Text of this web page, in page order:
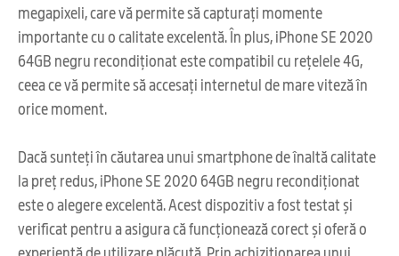
megapixeli, care vă permite să capturați momente
importante cu o calitate excelentă. În plus, iPhone SE 2020
64GB negru recondiționat este compatibil cu rețelele 4G,
ceea ce vă permite să accesați internetul de mare viteză în
orice moment.
Dacă sunteți în căutarea unui smartphone de înaltă calitate
la preț redus, iPhone SE 2020 64GB negru recondiționat
este o alegere excelentă. Acest dispozitiv a fost testat și
verificat pentru a asigura că funcționează corect și oferă o